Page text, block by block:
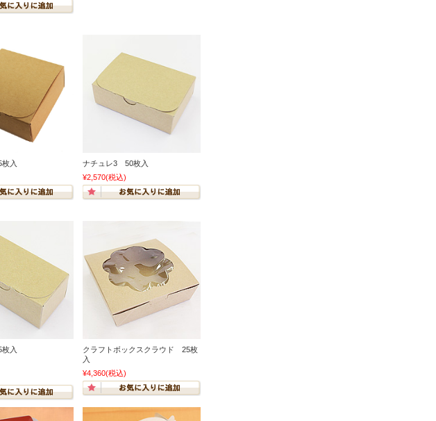
入
ナチュレ3 50枚入
¥2,570(税込)
入
クラフトボックスクラウド 25枚
入
¥4,360(税込)